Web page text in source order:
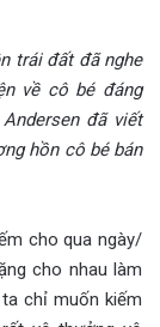
trái đất đã nghe
về cô bé đáng
đã viết
hồn cô bé bán
cho qua ngày/
cho nhau làm
chỉ muốn kiếm